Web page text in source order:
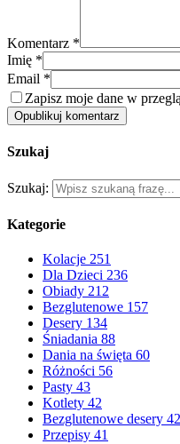
Komentarz *
Imię *
Email *
Zapisz moje dane w
Opublikuj komentarz
Szukaj
Szukaj:
Kategorie
Kolacje 251
Dla Dzieci 236
Obiady 212
Bezglutenowe 157
Desery 134
Śniadania 88
Dania na święta 60
Różności 56
Pasty 43
Kotlety 42
Bezglutenowe desery 42
Przepisy 41